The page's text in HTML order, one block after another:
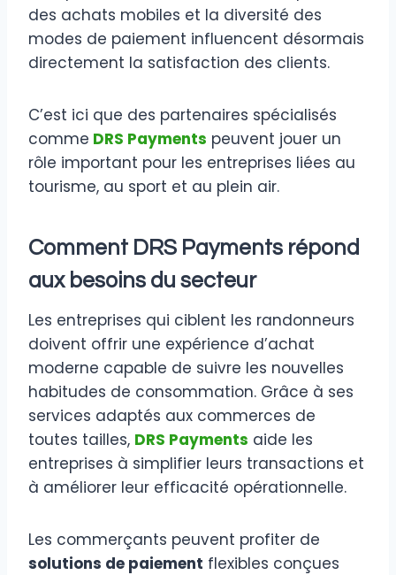
des achats mobiles et la diversité des
modes de paiement influencent désormais
directement la satisfaction des clients.
C’est ici que des partenaires spécialisés
comme DRS Payments peuvent jouer un
rôle important pour les entreprises liées au
tourisme, au sport et au plein air.
Comment DRS Payments répond
aux besoins du secteur
Les entreprises qui ciblent les randonneurs
doivent offrir une expérience d’achat
moderne capable de suivre les nouvelles
habitudes de consommation. Grâce à ses
services adaptés aux commerces de
toutes tailles, DRS Payments aide les
entreprises à simplifier leurs transactions et
à améliorer leur efficacité opérationnelle.
Les commerçants peuvent profiter de
solutions de paiement flexibles conçues